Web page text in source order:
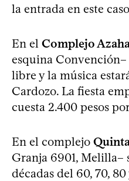
la entrada en este
En el Complejo
esquina
libre y la música
Cardozo. La fiesta
cuesta 2.400 pesos
En el complejo
Granja 6901, Melilla–
décadas del 60, 70,